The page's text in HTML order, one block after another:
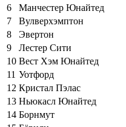
6
Манчестер Юнайтед
7
Вулверхэмптон
8
Эвертон
9
Лестер Сити
10 Вест Хэм Юнайтед
11 Уотфорд
12 Кристал Пэлас
13 Ньюкасл Юнайтед
14 Борнмут